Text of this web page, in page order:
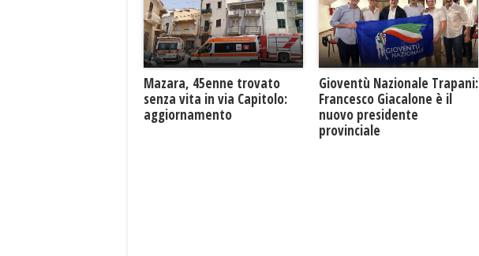
Mazara, 45enne trovato
senza vita in via Capitolo:
aggiornamento
Gioventù Nazionale Trapani:
Francesco Giacalone è il
nuovo presidente
provinciale